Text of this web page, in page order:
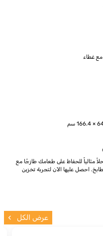
العلوي 420 لتر تقدم حلاً مثالياً للحفاظ على طعامك طازجًا مع
احصل عليها الآن لتجربة تخزين
عرض الكل